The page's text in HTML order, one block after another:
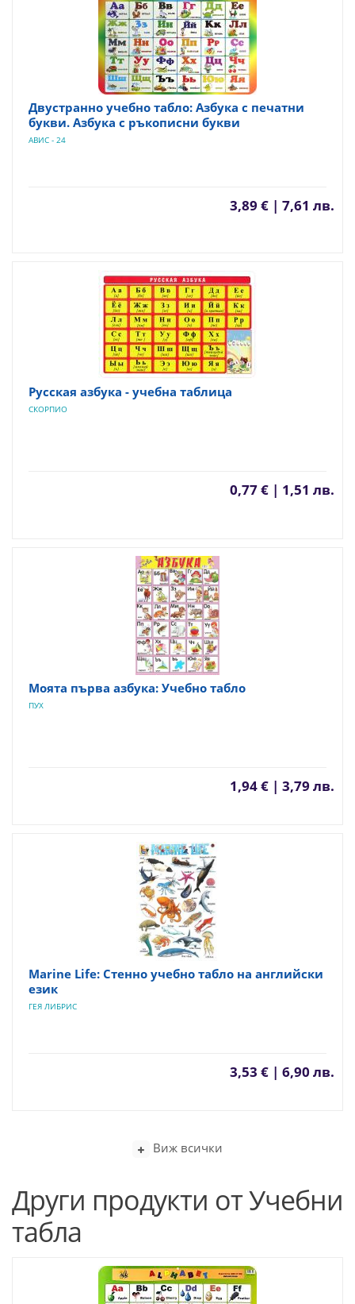
Двустранно учебно табло: Азбука с печатни
букви. Азбука с ръкописни букви
АВИС - 24
3,89 € | 7,61 лв.
Русская азбука - учебна таблица
СКОРПИО
0,77 € | 1,51 лв.
Моята първа азбука: Учебно табло
ПУХ
1,94 € | 3,79 лв.
Marine Life: Стенно учебно табло на английски
език
ГЕЯ ЛИБРИС
3,53 € | 6,90 лв.
Виж всички
Други продукти от Учебни
табла